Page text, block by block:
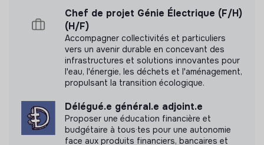
Commercialisation des espaces vides et gestion des
départs des structures occupantes
Participer à l’organisation des visites d’espaces
Suivre les candidatures et répondre aux sollicitations
Prendre en main les outils de gestion (Google
Sheets, LINK) pour la contractualisation et le suivi
des factures
Chef de projet Génie Électrique (F/H)
(H/F)
Accompagner collectivités et particuliers
vers un avenir durable en concevant des
infrastructures et solutions innovantes pour
l'eau, l'énergie, les déchets et l'aménagement,
propulsant la transition écologique.
Délégué.e général.e adjoint.e
Proposer une éducation financière et
budgétaire à tous·tes pour une autonomie
face aux produits financiers, bancaires et